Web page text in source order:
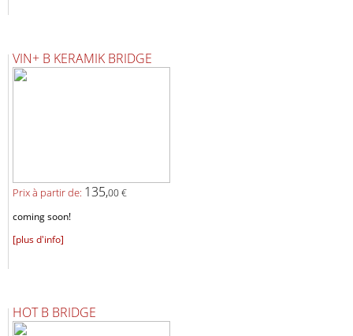
VIN+ B KERAMIK BRIDGE
Prix ​​à partir de: 135,00 €
coming soon!
[plus d'info]
HOT B BRIDGE